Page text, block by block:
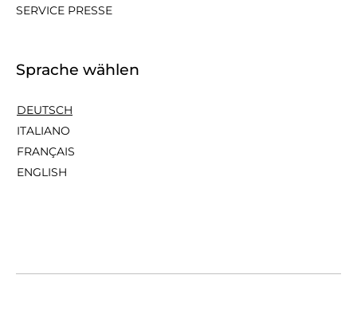
SERVICE PRESSE
Sprache wählen
DEUTSCH
ITALIANO
FRANÇAIS
ENGLISH